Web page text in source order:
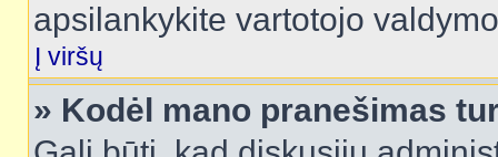
apsilankykite vartotojo
Į viršų
» Kodėl mano pranešimas